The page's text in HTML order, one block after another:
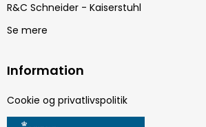
R&C Schneider - Kaiserstuhl
Se mere
Information
Cookie og privatlivspolitik